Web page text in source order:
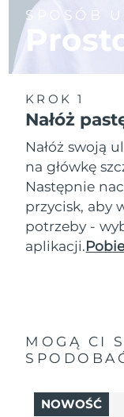
SPOSÓB
KROK 1
Nałóż
Nałóż swoją
na główkę
Następnie
przycisk, aby
potrzeby -
aplikacji.
MOGĄ CI
NOWOŚĆ